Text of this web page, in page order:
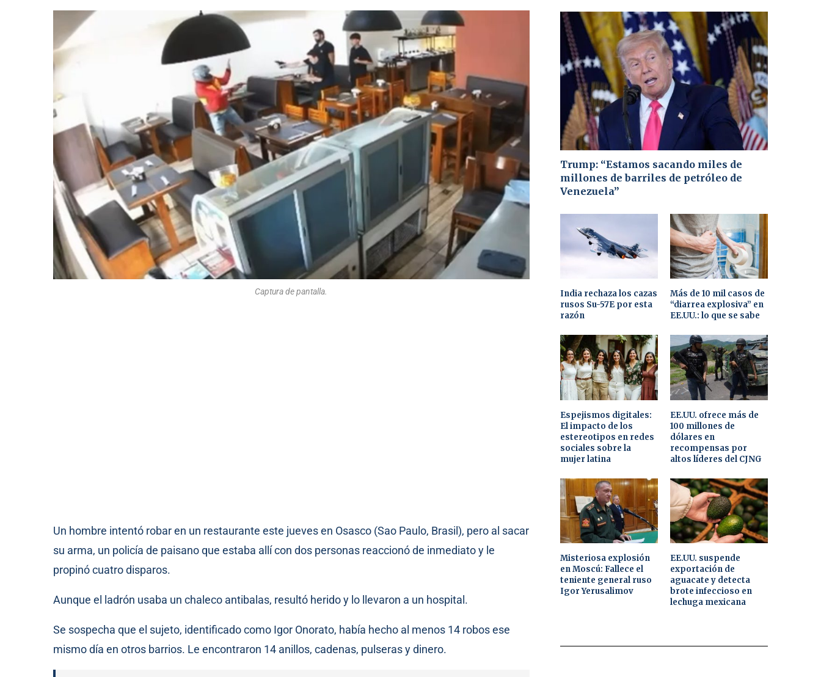
Captura de pantalla.
Un hombre intentó robar en un restaurante este jueves en Osasco (Sao Paulo, Brasil), pero al sacar
su arma, un policía de paisano que estaba allí con dos personas reaccionó de inmediato y le
propinó cuatro disparos.
Aunque el ladrón usaba un chaleco antibalas, resultó herido y lo llevaron a un hospital.
Se sospecha que el sujeto, identificado como Igor Onorato, había hecho al menos 14 robos ese
mismo día en otros barrios. Le encontraron 14 anillos, cadenas, pulseras y dinero.
Trump: “Estamos sacando miles de
millones de barriles de petróleo de
Venezuela”
India rechaza los cazas
rusos Su-57E por esta
razón
Más de 10 mil casos de
“diarrea explosiva” en
EE.UU.: lo que se sabe
Espejismos digitales:
El impacto de los
estereotipos en redes
sociales sobre la
mujer latina
EE.UU. ofrece más de
100 millones de
dólares en
recompensas por
altos líderes del CJNG
Misteriosa explosión
en Moscú: Fallece el
teniente general ruso
Igor Yerusalimov
EE.UU. suspende
exportación de
aguacate y detecta
brote infeccioso en
lechuga mexicana